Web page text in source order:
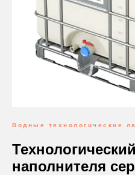
Водные технологические
наполнителя